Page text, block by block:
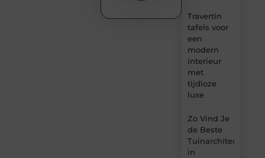
Travertin
tafels voor
een
modern
interieur
met
tijdloze
luxe
Zo Vind Je
de Beste
Tuinarchitect
in